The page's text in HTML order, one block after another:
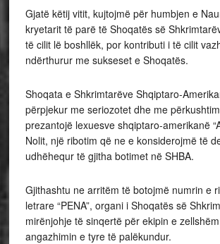
Gjatë këtij vitit, kujtojmë për humbjen e
kryetarit të parë të Shoqatës së
të cilit lë boshllëk, por kontributi i të cilit
ndërthurur me sukseset e Shoqatës.
Shoqata e Shkrimtarëve Shqiptaro-
përpjekur me seriozotet dhe me
prezantojë lexuesve shqiptaro-amerikanë
Nolit, një ribotim që ne e konsiderojmë të
udhëhequr të gjitha botimet në SHBA.
Gjithashtu ne arritëm të botojmë numrin e
letrare “PENA”, organi i Shoqatës së
mirënjohje të sinqertë për ekipin e
angazhimin e tyre të palëkundur.